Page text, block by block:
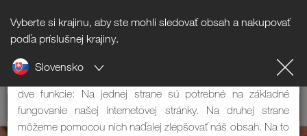
Vyberte si krajinu, aby ste mohli sledovať obsah a nakupovať
podľa príslušnej krajiny.
Slovensko
Informácie o súboroch cookie
Naša internetová stránka používa súbory cookie. Tie majú
dve funkcie: Na jednej strane sú potrebné na základné
fungovanie našej internetovej stránky. Na druhej strane
môžeme pomocou nich naďalej zlepšovať náš obsah. Na to